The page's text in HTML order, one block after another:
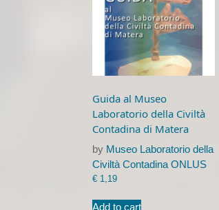
Guida al Museo
Laboratorio della Civiltà
Contadina di Matera
by Museo Laboratorio della
Civiltà Contadina ONLUS
€ 1,19
Add to cart